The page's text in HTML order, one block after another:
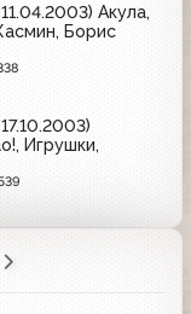
Акула,
Борис
Игрушки,